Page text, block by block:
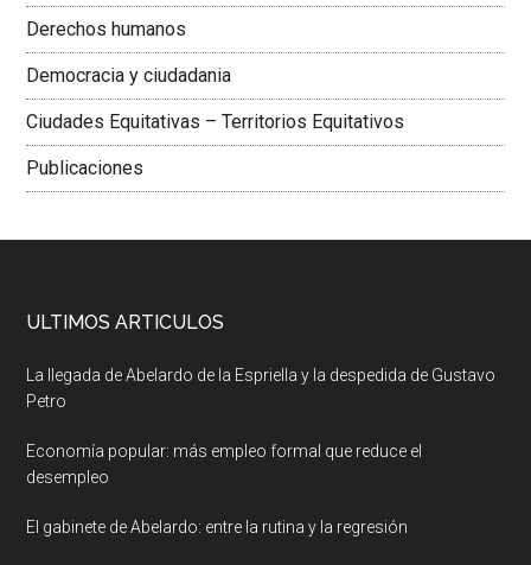
Derechos humanos
Democracia y ciudadania
Ciudades Equitativas – Territorios Equitativos
Publicaciones
ULTIMOS ARTICULOS
La llegada de Abelardo de la Espriella y la despedida de Gustavo
Petro
Economía popular: más empleo formal que reduce el
desempleo
El gabinete de Abelardo: entre la rutina y la regresión